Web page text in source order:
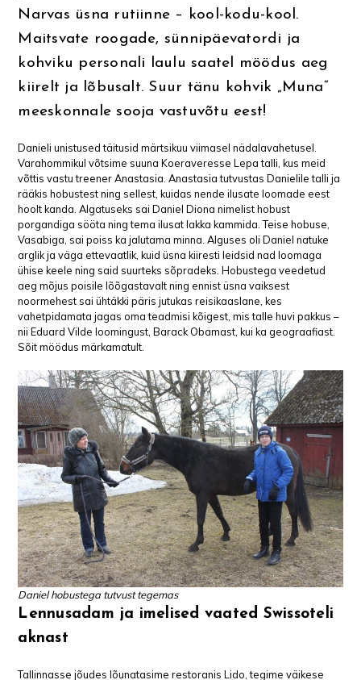
Narvas üsna rutiinne – kool-kodu-kool.
Maitsvate roogade, sünnipäevatordi ja
kohviku personali laulu saatel möödus aeg
kiirelt ja lõbusalt. Suur tänu kohvik „Muna“
meeskonnale sooja vastuvõtu eest!
Danieli unistused täitusid märtsikuu viimasel nädalavahetusel.
Varahommikul võtsime suuna Koeraveresse Lepa talli, kus meid
võttis vastu treener Anastasia. Anastasia tutvustas Danielile talli ja
rääkis hobustest ning sellest, kuidas nende ilusate loomade eest
hoolt kanda. Algatuseks sai Daniel Diona nimelist hobust
porgandiga sööta ning tema ilusat lakka kammida. Teise hobuse,
Vasabiga, sai poiss ka jalutama minna. Alguses oli Daniel natuke
arglik ja väga ettevaatlik, kuid üsna kiiresti leidsid nad loomaga
ühise keele ning said suurteks sõpradeks. Hobustega veedetud
aeg mõjus poisile lõõgastavalt ning ennist üsna vaiksest
noormehest sai ühtäkki päris jutukas reisikaaslane, kes
vahetpidamata jagas oma teadmisi kõigest, mis talle huvi pakkus –
nii Eduard Vilde loomingust, Barack Obamast, kui ka geograafiast.
Sõit möödus märkamatult.
Daniel hobustega tutvust tegemas
Lennusadam ja imelised vaated Swissoteli
aknast
Tallinnasse jõudes lõunatasime restoranis Lido, tegime väikese